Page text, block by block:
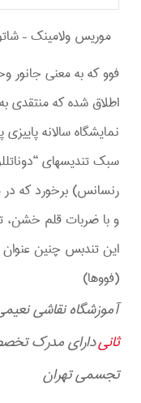
موريس ولامينك –
فوو که به معنی
اطلاق شده که منتقدی
سبک تندیسهای
رنسانس) برخورد که در
و با ضربات قلم خشن،
این تندبس چنین عنوان
(فووها)
آموزشگاه نقاشی
ثانیدارای مدرک
تجسمی تهران